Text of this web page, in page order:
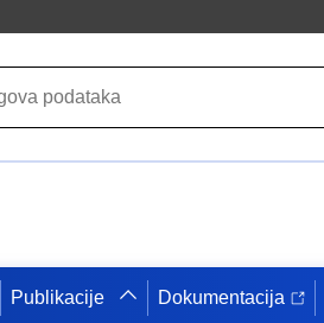
Publikacije Dokumentacija